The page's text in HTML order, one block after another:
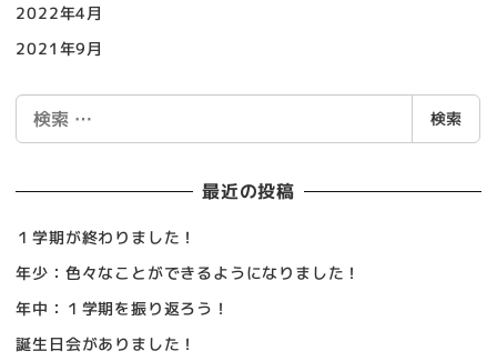
2022年4月
2021年9月
索
検索
最近の投稿
１学期が終わりました！
年少：色々なことができるようになりました！
年中：１学期を振り返ろう！
誕生日会がありました！